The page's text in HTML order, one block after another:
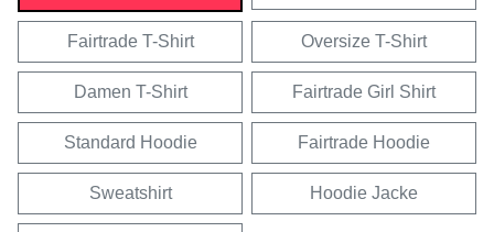
Fairtrade T-Shirt Oversize T-Shirt
Damen T-Shirt Fairtrade Girl Shirt
Standard Hoodie Fairtrade Hoodie
Sweatshirt Hoodie Jacke